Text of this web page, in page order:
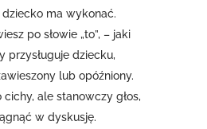
ma wykonać.
po słowie „to”, – jaki
przysługuje dziecku,
lub opóźniony.
cichy, ale stanowczy głos,
w dyskusję.